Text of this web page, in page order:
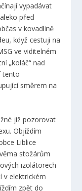
vypadávat
před
v kovadlině
když cestuji na
ve viditelném
„koláč“ nad
tento
směrem na
již pozorovat
Objíždím
Liblice
stožárům
izolátorech
v elektrickém
zpět do